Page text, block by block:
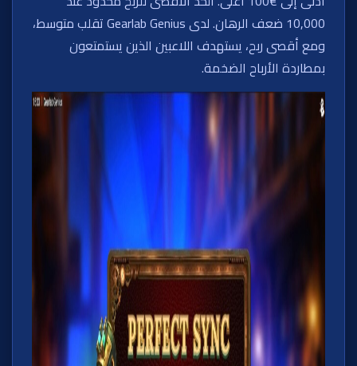
10,000 ضعف الرهان. لدى Gearlab Genius تقلب متوسط،
ومع أقصى ربح، يستهدف اللاعبين الذين يستمتعون
بمطاردة الأرباح الضخمة.